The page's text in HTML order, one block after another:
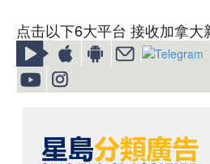
点击以下6大平台 接收加拿